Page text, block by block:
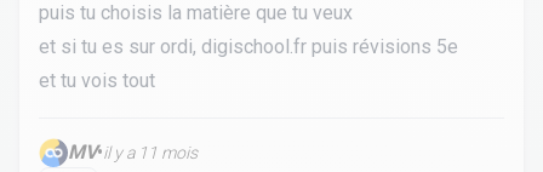
puis tu choisis la matière que tu veux
et si tu es sur ordi, digischool.fr puis révisions 5e
et tu vois tout
MV•il y a 11 mois